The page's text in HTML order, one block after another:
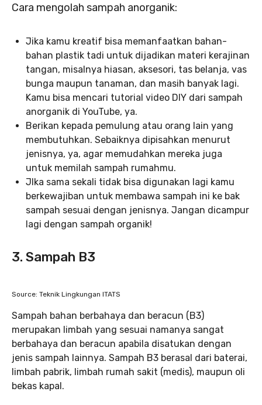
Cara mengolah sampah anorganik:
Jika kamu kreatif bisa memanfaatkan bahan-
bahan plastik tadi untuk dijadikan materi kerajinan
tangan, misalnya hiasan, aksesori, tas belanja, vas
bunga maupun tanaman, dan masih banyak lagi.
Kamu bisa mencari tutorial video DIY dari sampah
anorganik di YouTube, ya.
Berikan kepada pemulung atau orang lain yang
membutuhkan. Sebaiknya dipisahkan menurut
jenisnya, ya, agar memudahkan mereka juga
untuk memilah sampah rumahmu.
JIka sama sekali tidak bisa digunakan lagi kamu
berkewajiban untuk membawa sampah ini ke bak
sampah sesuai dengan jenisnya. Jangan dicampur
lagi dengan sampah organik!
3. Sampah B3
Source: Teknik Lingkungan ITATS
Sampah bahan berbahaya dan beracun (B3)
merupakan limbah yang sesuai namanya sangat
berbahaya dan beracun apabila disatukan dengan
jenis sampah lainnya. Sampah B3 berasal dari baterai,
limbah pabrik, limbah rumah sakit (medis), maupun oli
bekas kapal.